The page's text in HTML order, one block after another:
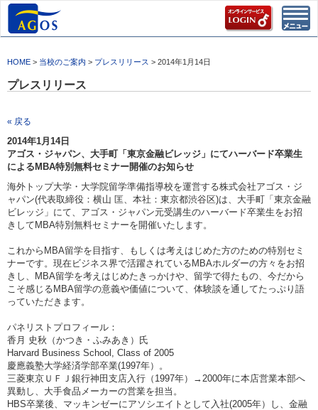
HOME > 当校のご案内 > プレスリリース > 2014年1月14日
プレスリリース
« 戻る
2014年1月14日
アゴス・ジャパン、大手町「東京金融ビレッジ」にてハーバード卒業生
によるMBA特別無料セミナー開催のお知らせ
海外トップ大学・大学院留学準備指導校を運営する株式会社アゴス・ジ
ャパン(代表取締役：横山 匡、本社：東京都渋谷区)は、大手町「東京金融
ビレッジ」にて、アゴス・ジャパン元受講生のハーバード卒業生をお招
きしてMBA特別無料セミナーを開催いたします。
これからMBA留学を目指す、もしくは考えはじめた方のための特別セミ
ナーです。現在ビジネス界で活躍されているMBAホルダーの方々をお招
きし、MBA留学を考えはじめたきっかけや、留学で得たもの、今だから
こそ感じるMBA留学の意義や価値について、体験談を通してたっぷり語
っていただきます。
パネリストプロフィール：
香月 史秋（かつき・ふみあき）氏
Harvard Business School, Class of 2005
慶應義塾大学経済学部卒業(1997年）。
三菱東京ＵＦＪ銀行神田支店入行（1997年）→2000年に本店営業本部へ
異動し、大手食品メーカーの営業を担当。
HBS卒業後、マッキンゼーにアソシエイトとして入社(2005年）し、金融